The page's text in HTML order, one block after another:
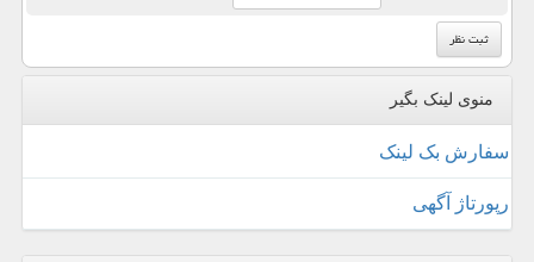
منوی لینک بگیر
سفارش بک لینک
رپورتاژ آگهی